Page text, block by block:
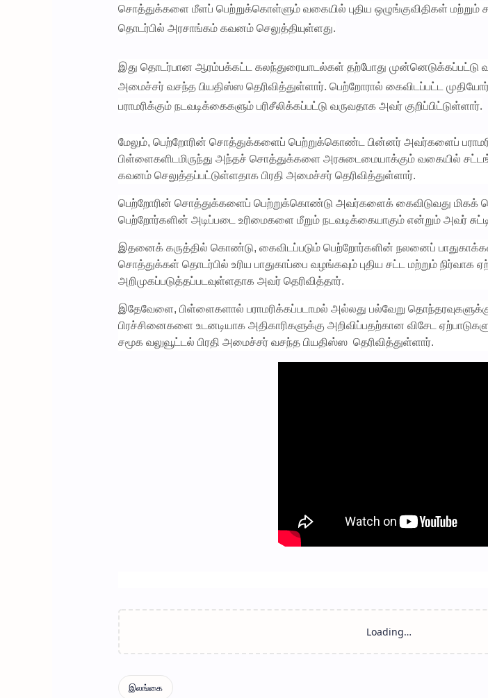
சொத்துக்களை மீளப் பெற்றுக்கொள்ளும் வகையில் புதிய ஒழுங்குவிதிகள் மற்றும்
தொடர்பில் அரசாங்கம் கவனம் செலுத்தியுள்ளது.
இது தொடர்பான ஆரம்பக்கட்ட கலந்துரையாடல்கள் தற்போது முன்னெடுக்கப்பட்டு
அமைச்சர் வசந்த பியதிஸ்ஸ தெரிவித்துள்ளார். பெற்றோரால் கைவிடப்பட்ட
பராமரிக்கும் நடவடிக்கைகளும் பரிசீலிக்கப்பட்டு வருவதாக அவர் குறிப்பிட்டுள்ளார்.
மேலும், பெற்றோரின் சொத்துக்களைப் பெற்றுக்கொண்ட பின்னர் அவர்களைப்
பிள்ளைகளிடமிருந்து அந்தச் சொத்துக்களை அரசுடைமையாக்கும் வகையில்
கவனம் செலுத்தப்பட்டுள்ளதாக பிரதி அமைச்சர் தெரிவித்துள்ளார்.
பெற்றோரின் சொத்துக்களைப் பெற்றுக்கொண்டு அவர்களைக் கைவிடுவது மிகக்
பெற்றோர்களின் அடிப்படை உரிமைகளை மீறும் நடவடிக்கையாகும் என்றும் அவர்
இதனைக் கருத்தில் கொண்டு, கைவிடப்படும் பெற்றோர்களின் நலனைப்
சொத்துக்கள் தொடர்பில் உரிய பாதுகாப்பை வழங்கவும் புதிய சட்ட மற்றும் நிர்வாக
அறிமுகப்படுத்தப்படவுள்ளதாக அவர் தெரிவித்தார்.
இதேவேளை, பிள்ளைகளால் பராமரிக்கப்படாமல் அல்லது பல்வேறு
பிரச்சினைகளை உடனடியாக அதிகாரிகளுக்கு அறிவிப்பதற்கான விசேட
சமூக வலுவூட்டல் பிரதி அமைச்சர் வசந்த பியதிஸ்ஸ தெரிவித்துள்ளார்.